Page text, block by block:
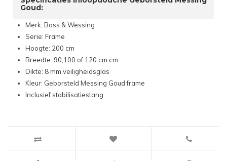
Goud:
Merk: Boss & Wessing
Serie: Frame
Hoogte: 200 cm
Breedte: 90,100 of 120 cm cm
Dikte: 8 mm veiligheidsglas
Kleur: Geborsteld Messing Goud frame
Inclusief stabilisatiestang